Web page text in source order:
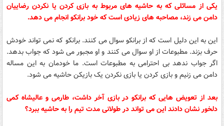
یکی از مسائلی که به حاشیه های مربوط به بازی کردن یا نکردن رضاییان
دامن می زند، مصاحبه های زیادی است که خود برانکو انجام می دهد.
این به این دلیل است که از برانکو سوال می کنند. برانکو که نمی تواند خودش
حرف بزند. مطبوعات از او سوال می کنند و او مجبور می شود که جواب بدهد.
اگر جواب ندهد بی احترامی به مطبوعات است. ما خودمان به این مساله
دامن می زنیم و بازی کردن یا بازی نکردن یک بازیکن حاشیه می شود.
بعد از تعویض هایی که برانکو در بازی آخر داشت، طارمی و عالیشاه کمی
دلخور نشان دادند این می تواند در طولانی مدت تیم را به حاشیه ببرد؟